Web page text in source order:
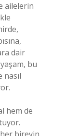
ailelerin
dair
bu
hem de